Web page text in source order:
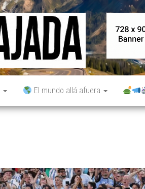
De
Bajada
Noticias
reales.
Aunque
no lo
parezcan.
El mundo allá afuera